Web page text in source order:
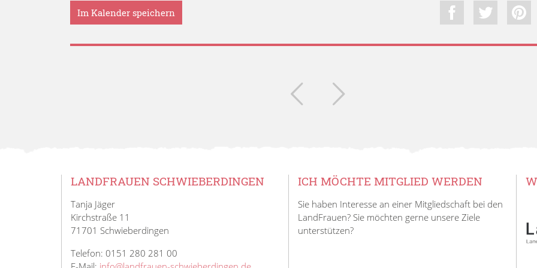
Im Kalender speichern
LANDFRAUEN SCHWIEBERDINGEN
Tanja Jäger
Kirchstraße 11
71701 Schwieberdingen
Telefon: 0151 280 281 00
ICH MÖCHTE MITGLIED WERDEN
Sie haben Interesse an einer Mitgliedschaft bei den
LandFrauen? Sie möchten gerne unsere Ziele
unterstützen?